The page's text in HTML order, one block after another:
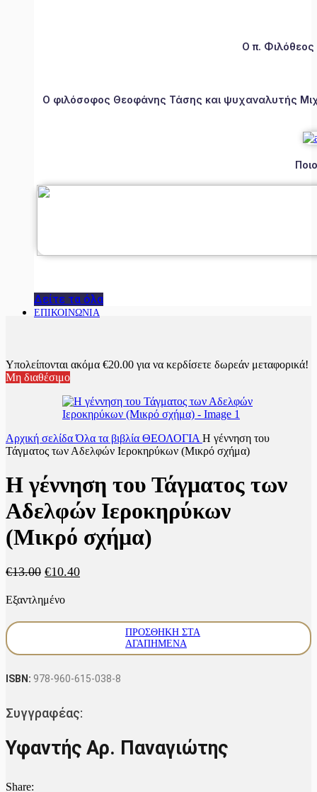
Ο π.
Ο φιλόσοφος Θεοφάνης Τάσης και ψυχαναλυτής
Δείτε τα όλα
ΕΠΙΚΟΙΝΩΝΙΑ
Υπολείπονται ακόμα €20.00 για να κερδίσετε δωρεάν μεταφορικά!
Μη διαθέσιμο
Αρχική σελίδαΌλα τα βιβλία ΘΕΟΛΟΓΙΑ Η γέννηση του
Τάγματος των Αδελφών Ιεροκηρύκων (Μικρό σχήμα)
Η γέννηση του Τάγματος των
Αδελφών Ιεροκηρύκων
(Μικρό σχήμα)
€13.00 Original
was:
€10.40Η
Εξαντλημένο
ΠΡΟΣΘΉΚΗ ΣΤΑ
ΑΓΑΠΗΜΈΝΑ
ISBN: 978-960-615-038-8
Συγγραφέας:
Υφαντής Αρ. Παναγιώτης
Share: